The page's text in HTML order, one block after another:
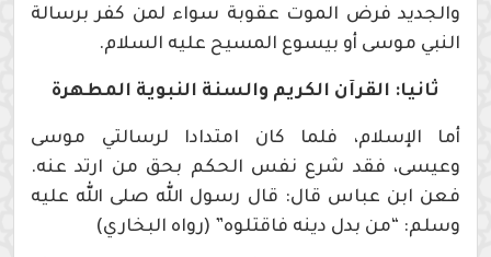
والجديد فرض الموت عقوبة سواء لمن كفر برسالة
النبي موسى أو بيسوع المسيح عليه السلام.
ثانيا: القرآن الكريم والسنة النبوية المطهرة
أما الإسلام، فلما كان امتدادا لرسالتي موسى
وعيسى، فقد شرع نفس الحكم بحق من ارتد عنه.
فعن ابن عباس قال: قال رسول الله صلى الله عليه
وسلم: “من بدل دينه فاقتلوه” (رواه البخاري)